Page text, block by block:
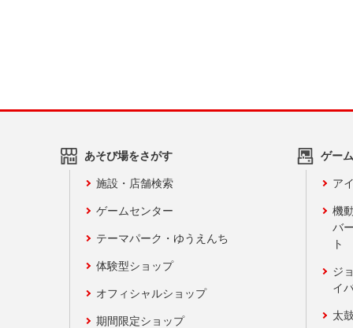
あそび場をさがす
施設・店舗検索
ゲームセンター
テーマパーク・ゆうえんち
体験型ショップ
オフィシャルショップ
期間限定ショップ
ゲー
ア
機
バ
ト
ジ
イ
太